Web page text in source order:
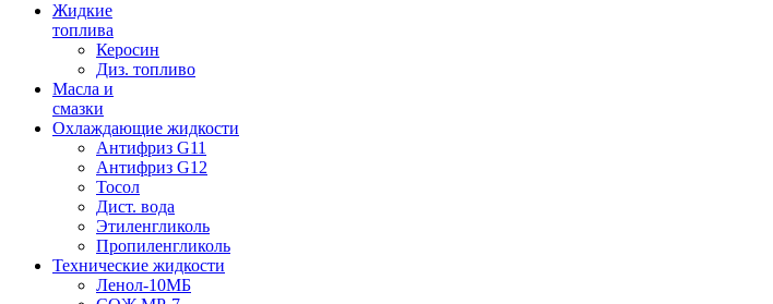
Жидкие
топлива
Керосин
Диз. топливо
Масла и
смазки
Охлаждающие жидкости
Антифриз G11
Антифриз G12
Тосол
Дист. вода
Этиленгликоль
Пропиленгликоль
Технические жидкости
Ленол-10МБ